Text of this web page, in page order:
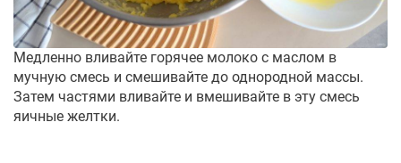
Медленно вливайте горячее молоко с маслом в
мучную смесь и смешивайте до однородной массы.
Затем частями вливайте и вмешивайте в эту смесь
яичные желтки.